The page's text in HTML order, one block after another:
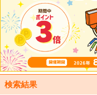
検索結果